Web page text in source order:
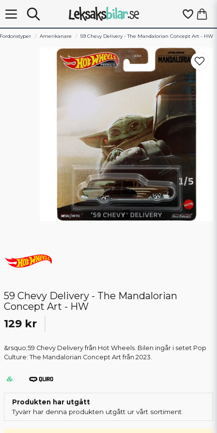
Fordonstyper Amerikanare 59 Chevy Delivery - The Mandalorian Concept Art - HW
59 Chevy Delivery - The Mandalorian
Concept Art - HW
129 kr
&rsquo;59 Chevy Delivery från Hot Wheels. Bilen ingår i setet Pop
Culture: The Mandalorian Concept Art från 2023.
Produkten har utgått
Tyvärr har denna produkten utgått ur vårt sortiment